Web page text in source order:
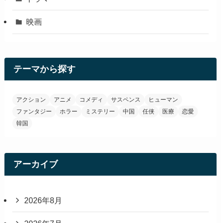
映画
テーマから探す
アクション アニメ コメディ サスペンス
ヒューマン
ファンタジー
ホラー ミステリー 中国 任侠 医療
恋愛
韓国
アーカイブ
2026年8月